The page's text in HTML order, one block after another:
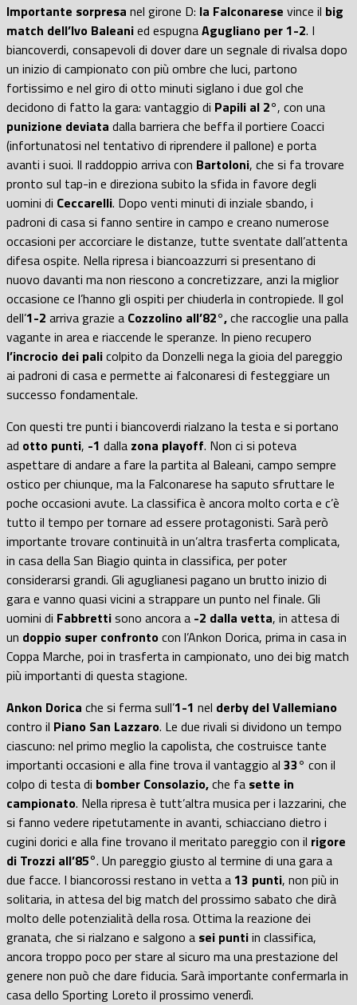
Importante sorpresa nel girone D: la Falconarese vince il big
match dell’Ivo Baleanied espugnaAgugliano per 1-2. I
biancoverdi, consapevoli di dover dare un segnale di rivalsa dopo
un inizio di campionato con più ombre che luci, partono
fortissimo e nel giro di otto minuti siglano i due gol che
decidono di fatto la gara: vantaggio di Papili al 2°, con una
punizione deviata dalla barriera che beffa il portiere Coacci
(infortunatosi nel tentativo di riprendere il pallone) e porta
avanti i suoi. Il raddoppio arriva con Bartoloni, che si fa trovare
pronto sul tap-in e direziona subito la sfida in favore degli
uomini di Ceccarelli. Dopo venti minuti di inziale sbando, i
padroni di casa si fanno sentire in campo e creano numerose
occasioni per accorciare le distanze, tutte sventate dall’attenta
difesa ospite. Nella ripresa i biancoazzurri si presentano di
nuovo davanti ma non riescono a concretizzare, anzi la miglior
occasione ce l’hanno gli ospiti per chiuderla in contropiede. Il gol
dell’1-2 arriva grazie a Cozzolino all’82°,che raccoglie una palla
vagante in area e riaccende le speranze. In pieno recupero
l’incrocio dei palicolpito da Donzelli nega la gioia del pareggio
ai padroni di casa e permette ai falconaresi di festeggiare un
successo fondamentale.
Con questi tre punti i biancoverdi rialzano la testa e si portano
ad otto punti, -1 dalla zona playoff. Non ci si poteva
aspettare di andare a fare la partita al Baleani, campo sempre
ostico per chiunque, ma la Falconarese ha saputo sfruttare le
poche occasioni avute. La classifica è ancora molto corta e c’è
tutto il tempo per tornare ad essere protagonisti. Sarà però
importante trovare continuità in un’altra trasferta complicata,
in casa della San Biagio quinta in classifica, per poter
considerarsi grandi. Gli aguglianesi pagano un brutto inizio di
gara e vanno quasi vicini a strappare un punto nel finale. Gli
uomini di Fabbrettisono ancora a -2 dalla vetta, in attesa di
un doppio super confrontocon l’Ankon Dorica, prima in casa in
Coppa Marche, poi in trasferta in campionato, uno dei big match
più importanti di questa stagione.
Ankon Dorica che si ferma sull’1-1 nel derby del Vallemiano
contro il Piano San Lazzaro. Le due rivali si dividono un tempo
ciascuno: nel primo meglio la capolista, che costruisce tante
importanti occasioni e alla fine trova il vantaggio al 33° con il
colpo di testa di bomber Consolazio,che fa sette in
campionato. Nella ripresa è tutt’altra musica per i lazzarini, che
si fanno vedere ripetutamente in avanti, schiacciano dietro i
cugini dorici e alla fine trovano il meritato pareggio con il rigore
di Trozzi all’85°. Un pareggio giusto al termine di una gara a
due facce. I biancorossi restano in vetta a13 punti, non più in
solitaria, in attesa del big match del prossimo sabato che dirà
molto delle potenzialità della rosa. Ottima la reazione dei
granata, che si rialzano e salgono a sei puntiin classifica,
ancora troppo poco per stare al sicuro ma una prestazione del
genere non può che dare fiducia. Sarà importante confermarla in
casa dello Sporting Loreto il prossimo venerdì.